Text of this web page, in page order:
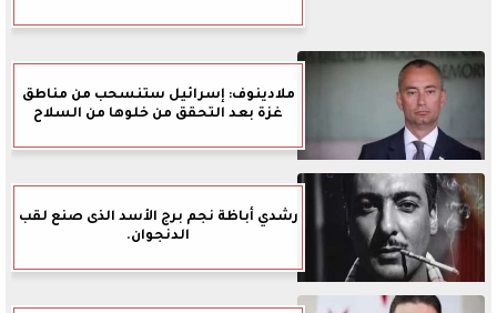
ملادينوف: إسرائيل ستنسحب من مناطق
غزة بعد التحقق من خلوها من السلاح
رشدي أباظة نجم برج الأسد الذى صنع لقب
الدنجوان.